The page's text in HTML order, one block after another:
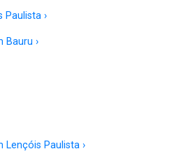
Paulista ›
Bauru ›
Paulista ›